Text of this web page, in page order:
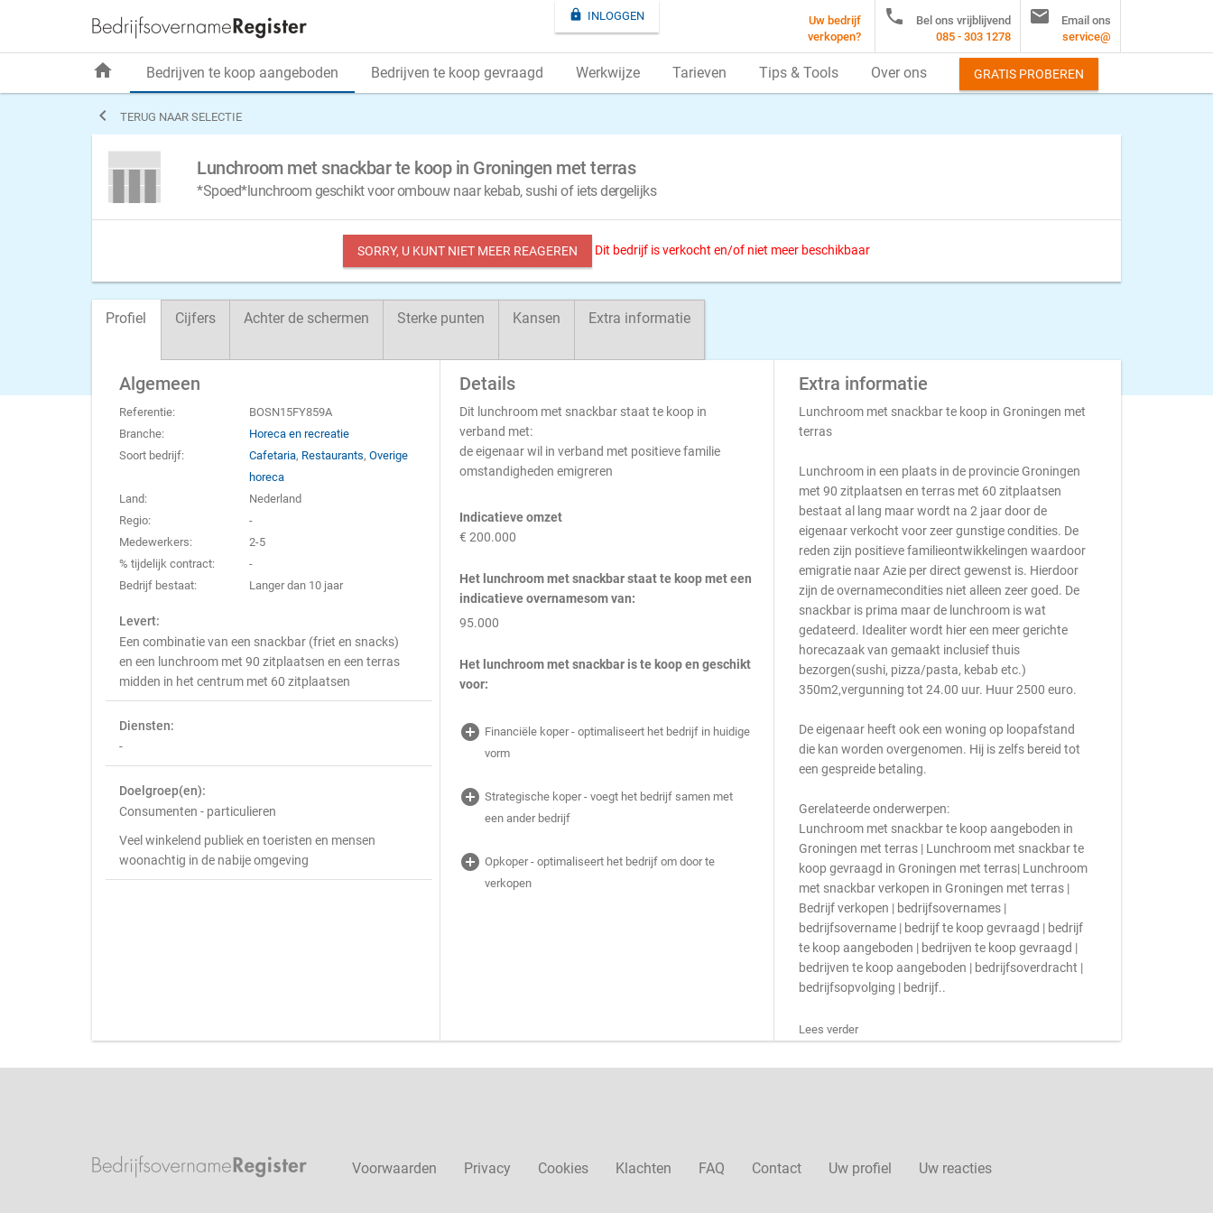
 TERUG NAAR SELECTIE
Lunchroom met snackbar te koop in Groningen met terras
*Spoed*lunchroom geschikt voor ombouw naar kebab, sushi of iets dergelijks
SORRY, U KUNT NIET MEER REAGEREN Dit bedrijf is verkocht en/of niet meer beschikbaar
Profiel Cijfers Achter de schermen Sterke punten Kansen Extra informatie
Algemeen
Referentie:
BOSN15FY859A
Branche:
Horeca en recreatie
Soort bedrijf:
Cafetaria, Restaurants,Overige
horeca
Land:
Nederland
Regio:
-
Medewerkers:
2-5
% tijdelijk contract:
-
Bedrijf bestaat:
Langer dan 10 jaar
Levert:
Een combinatie van een snackbar (friet en snacks)
en een lunchroom met 90 zitplaatsen en een terras
midden in het centrum met 60 zitplaatsen
Diensten:
-
Doelgroep(en):
Consumenten - particulieren
Veel winkelend publiek en toeristen en mensen
woonachtig in de nabije omgeving
Details
Dit lunchroom met snackbar staat te koop in
verband met:
de eigenaar wil in verband met positieve familie
omstandigheden emigreren
Indicatieve omzet
€ 200.000
Het lunchroom met snackbar staat te koop met een
indicatieve overnamesom van:
95.000
Het lunchroom met snackbar is te koop en geschikt
voor:
add_circle Financiële koper - optimaliseert het bedrijf in huidige
vorm
add_circle Strategische koper - voegt het bedrijf samen met
een ander bedrijf
add_circle Opkoper - optimaliseert het bedrijf om door te
verkopen
Extra informatie
Lunchroom met snackbar te koop in Groningen met
terras
Lunchroom in een plaats in de provincie Groningen
met 90 zitplaatsen en terras met 60 zitplaatsen
bestaat al lang maar wordt na 2 jaar door de
eigenaar verkocht voor zeer gunstige condities. De
reden zijn positieve familieontwikkelingen waardoor
emigratie naar Azie per direct gewenst is. Hierdoor
zijn de overnamecondities niet alleen zeer goed. De
snackbar is prima maar de lunchroom is wat
gedateerd. Idealiter wordt hier een meer gerichte
horecazaak van gemaakt inclusief thuis
bezorgen(sushi, pizza/pasta, kebab etc.)
350m2,vergunning tot 24.00 uur. Huur 2500 euro.
De eigenaar heeft ook een woning op loopafstand
die kan worden overgenomen. Hij is zelfs bereid tot
een gespreide betaling.
Gerelateerde onderwerpen:
Lunchroom met snackbar te koop aangeboden in
Groningen met terras | Lunchroom met snackbar te
koop gevraagd in Groningen met terras| Lunchroom
met snackbar verkopen in Groningen met terras |
Bedrijf verkopen | bedrijfsovernames |
bedrijfsovername | bedrijf te koop gevraagd | bedrijf
te koop aangeboden | bedrijven te koop gevraagd |
bedrijven te koop aangeboden | bedrijfsoverdracht |
bedrijfsopvolging | bedrijf..
Lees verder
 INLOGGEN
Uw bedrijf
verkopen?

Bel ons vrijblijvend
085 - 303 1278

Email ons
service@
home Bedrijven te koop aangeboden Bedrijven te koop gevraagd Werkwijze Tarieven Tips & Tools Over ons GRATIS PROBEREN
Voorwaarden Privacy Cookies Klachten FAQ Contact Uw profiel Uw reacties